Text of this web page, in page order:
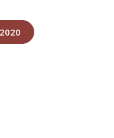
2020